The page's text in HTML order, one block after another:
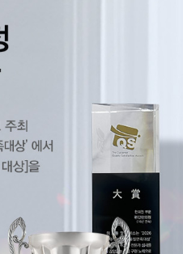
인스타그램 바로
유튜브 바로